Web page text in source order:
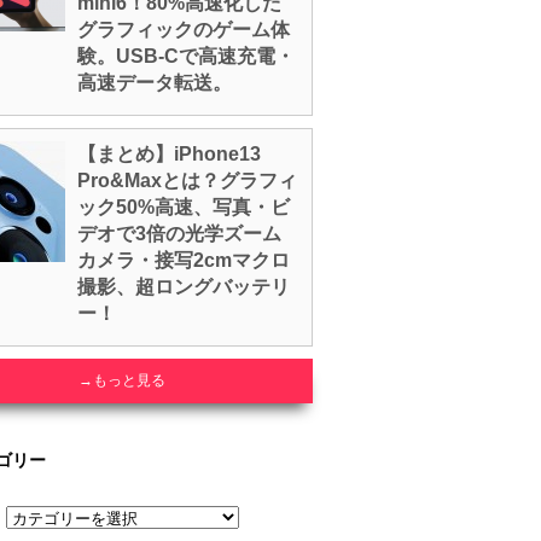
グラフィックのゲーム体
験。USB-Cで高速充電・
高速データ転送。
【まとめ】iPhone13
Pro&Maxとは？グラフィ
ック50%高速、写真・ビ
デオで3倍の光学ズーム
カメラ・接写2cmマクロ
撮影、超ロングバッテリ
ー！
→もっと見る
リー